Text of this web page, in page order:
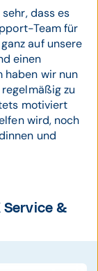
dass es
Team für
auf unsere
einen
haben wir nun
zu
motiviert
wird, noch
und
Service &